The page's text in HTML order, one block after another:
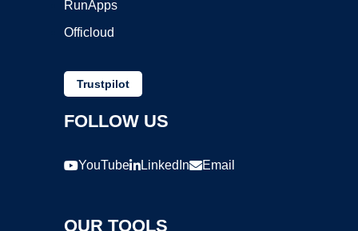
RunApps
Officloud
Trustpilot
FOLLOW US
YouTube LinkedIn Email
OUR TOOLS